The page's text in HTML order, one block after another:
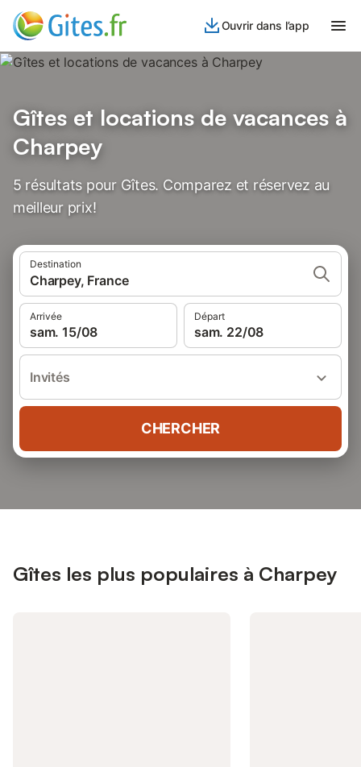
Ouvrir dans l’app
Gîtes et locations de vacances à
Charpey
5 résultats pour Gîtes. Comparez et réservez au
meilleur prix!
Destination
Charpey, France
Arrivée
sam. 15/08
Départ
sam. 22/08
Invités
CHERCHER
Gîtes les plus populaires à Charpey